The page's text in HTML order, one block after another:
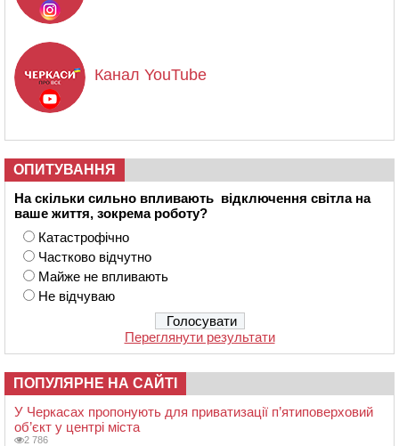
Канал YouTube
ОПИТУВАННЯ
На скільки сильно впливають відключення світла на
ваше життя, зокрема роботу?
Катастрофічно
Частково відчутно
Майже не впливають
Не відчуваю
Переглянути результати
ПОПУЛЯРНЕ НА САЙТІ
У Черкасах пропонують для приватизації п’ятиповерховий
об’єкт у центрі міста
2 786